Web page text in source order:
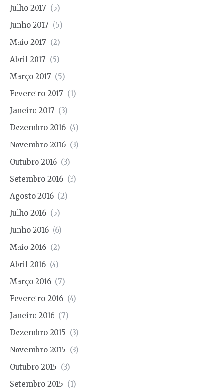
Julho 2017 (5)
Junho 2017 (5)
Maio 2017 (2)
Abril 2017 (5)
Março 2017 (5)
Fevereiro 2017 (1)
Janeiro 2017 (3)
Dezembro 2016 (4)
Novembro 2016 (3)
Outubro 2016 (3)
Setembro 2016 (3)
Agosto 2016 (2)
Julho 2016 (5)
Junho 2016 (6)
Maio 2016 (2)
Abril 2016 (4)
Março 2016 (7)
Fevereiro 2016 (4)
Janeiro 2016 (7)
Dezembro 2015 (3)
Novembro 2015 (3)
Outubro 2015 (3)
Setembro 2015 (1)